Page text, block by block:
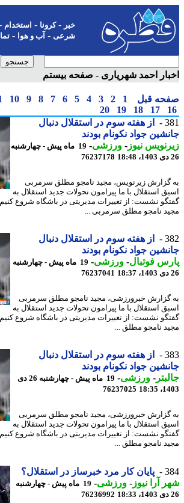
-کرونا-استخدام-
شرعی-آب و هوا-تماس
5/18
احمد شهریاری - صفحه بیستم
قبل 1
2
3
4
5
6
7
8
9
10
11
17
18
19
20
از هفته سوم در استقلال دنبال
جواد نکونام بودند
نیوز-ورزشی-
19 ماه پیش - چهارشنبه
76237178
زیرنویس، مجید نامجو مطلق سرمربی
استقلال با ما پیرامون تحولات جدید استقلال به
نشست: از تغییرات مدیریتی در باشگاه شروع کنیم. -
نامجو مطلق سرمربی ...
از هفته سوم در استقلال دنبال
جواد نکونام بودند
فوتبال-ورزشی-
19 ماه پیش - چهارشنبه
76237041
خبرورزشی، مجید نامجو مطلق سرمربی
استقلال با ما پیرامون تحولات جدید استقلال به
نشست: از تغییرات مدیریتی در باشگاه شروع کنیم. -
نامجو مطلق ...
از هفته سوم در استقلال دنبال
جواد نکونام بودند
-ورزشی-
19 ماه پیش - چهارشنبه 26 دی
76237025
خبرورزشی، مجید نامجو مطلق سرمربی
استقلال با ما پیرامون تحولات جدید استقلال به
نشست: از تغییرات مدیریتی در باشگاه شروع کنیم. -
نامجو مطلق ...
پایان کار مرد خبرساز در استقلال؟
آرا نیوز-ورزشی-
19 ماه پیش - چهارشنبه
76236992